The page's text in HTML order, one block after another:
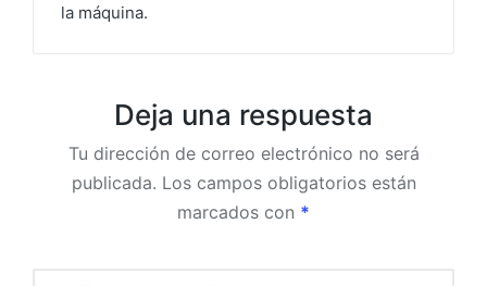
la máquina.
Deja una respuesta
Tu dirección de correo electrónico no será
publicada. Los campos obligatorios están
marcados con *